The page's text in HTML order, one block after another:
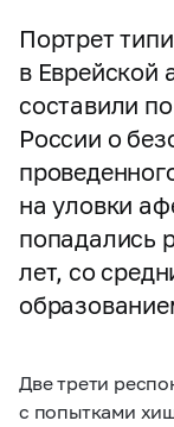
Портрет
в Еврейской
составили
России о
на уловки
попадались
лет, со
Две трети
с попытками